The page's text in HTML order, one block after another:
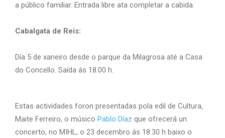
a público familiar. Entrada libre ata completar a cabida.
Cabalgata de Reis:
Día 5 de xaneiro desde o parque da Milagrosa até a Casa
do Concello. Saída ás 18.00 h.
Estas actividades foron presentadas pola edil de Cultura,
Maite Ferreiro, o músico Pablo Díaz que ofrecerá un
concerto, no MIHL, o 23 decembro ás 18:30 h baixo o